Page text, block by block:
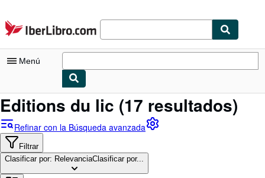
Pasar al contenido principal
IberLibro.com
Menú
Mi cuenta
Consultar mis pedidos
Cerrar sesión
Búsqueda avanzada
Editions du lic (17 resultados)
Refinar con la Búsqueda avanzada
Filtrar
Clasificar por: RelevanciaClasificar por...